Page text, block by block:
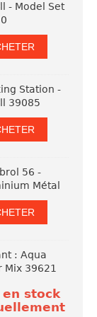
- Model Set
Station -
39085
56 -
Métal
: Aqua
Mix 39621
en stock